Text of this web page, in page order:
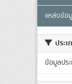
แหล่งข้อ
ประ
ข้อมูลปร